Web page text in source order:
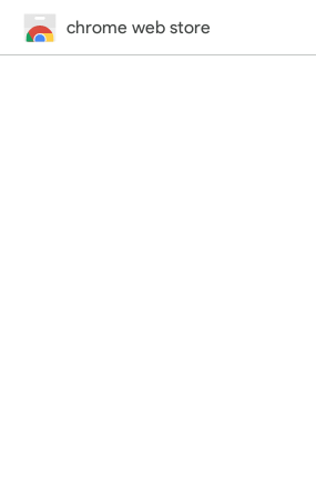
chrome web store